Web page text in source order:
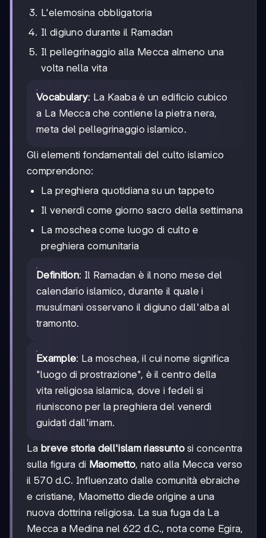
L'elemosina obbligatoria
Il digiuno durante il Ramadan
Il pellegrinaggio alla Mecca almeno una
volta nella vita
Vocabulary: La Kaaba è un edificio cubico
a La Mecca che contiene la pietra nera,
meta del pellegrinaggio islamico.
Gli elementi fondamentali del culto islamico
comprendono:
La preghiera quotidiana su un tappeto
Il venerdì come giorno sacro della settimana
La moschea come luogo di culto e
preghiera comunitaria
Definition: Il Ramadan è il nono mese del
calendario islamico, durante il quale i
musulmani osservano il digiuno dall'alba al
tramonto.
Example: La moschea, il cui nome significa
"luogo di prostrazione", è il centro della
vita religiosa islamica, dove i fedeli si
riuniscono per la preghiera del venerdì
guidati dall'imam.
La breve storia dell'islam riassuntosi concentra
sulla figura di Maometto, nato alla Mecca verso
il 570 d.C. Influenzato dalle comunità ebraiche
e cristiane, Maometto diede origine a una
nuova dottrina religiosa. La sua fuga da La
Mecca a Medina nel 622 d.C., nota come Egira,